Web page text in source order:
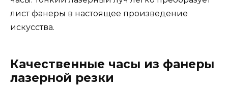
лист фанеры в настоящее произведение
искусства.
Качественные часы из фанеры
лазерной резки